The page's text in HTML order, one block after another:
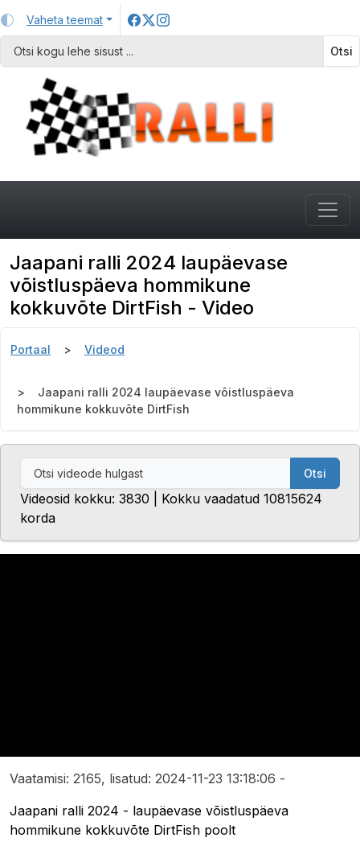
Vaheta teemat
Otsi
Jaapani ralli 2024 laupäevase
võistluspäeva hommikune
kokkuvõte DirtFish - Video
Portaal Videod
Jaapani ralli 2024 laupäevase võistluspäeva
hommikune kokkuvõte DirtFish
Otsi
Videosid kokku: 3830 | Kokku vaadatud 10815624
korda
Vaatamisi: 2165, lisatud: 2024-11-23 13:18:06 -
Jaapani ralli 2024 - laupäevase võistluspäeva
hommikune kokkuvõte DirtFish poolt